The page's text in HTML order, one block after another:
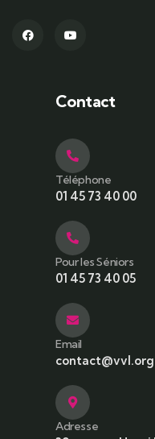
Contact
Téléphone
01 45 73 40 00
Pour les Séniors
01 45 73 40 05
Email
contact@vvl.org
Adresse